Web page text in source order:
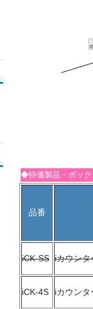
◆特価製品・ボック
品番
iCK-SS iカウンタ
iCK-4S iカウン